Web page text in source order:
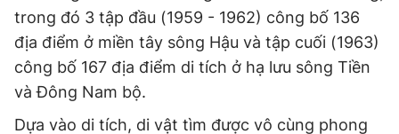
trong đó 3 tập đầu (1959 - 1962) công bố 136
địa điểm ở miền tây sông Hậu và tập cuối (1963)
công bố 167 địa điểm di tích ở hạ lưu sông Tiền
và Đông Nam bộ.
Dựa vào di tích, di vật tìm được vô cùng phong